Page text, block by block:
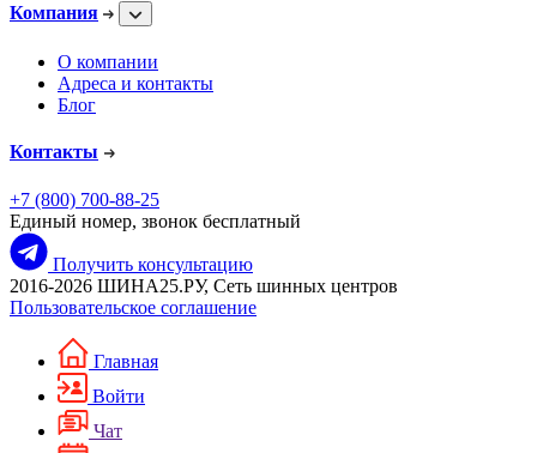
Компания
О компании
Адреса и контакты
Блог
Контакты
+7 (800) 700-88-25
Единый номер, звонок бесплатный
Получить консультацию
2016-2026 ШИНА25.РУ, Сеть шинных центров
Пользовательское соглашение
Главная
Войти
Чат